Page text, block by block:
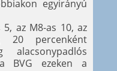
egyirányú
az M8-as 10, az
20 percenként
alacsonypadlós
BVG ezeken a